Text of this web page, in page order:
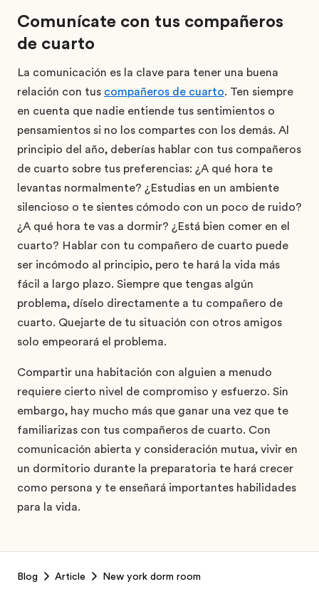
Comunícate con tus compañeros
de cuarto
La comunicación es la clave para tener una buena
relación con tus compañeros de cuarto. Ten siempre
en cuenta que nadie entiende tus sentimientos o
pensamientos si no los compartes con los demás. Al
principio del año, deberías hablar con tus compañeros
de cuarto sobre tus preferencias: ¿A qué hora te
levantas normalmente? ¿Estudias en un ambiente
silencioso o te sientes cómodo con un poco de ruido?
¿A qué hora te vas a dormir? ¿Está bien comer en el
cuarto? Hablar con tu compañero de cuarto puede
ser incómodo al principio, pero te hará la vida más
fácil a largo plazo. Siempre que tengas algún
problema, díselo directamente a tu compañero de
cuarto. Quejarte de tu situación con otros amigos
solo empeorará el problema.
Compartir una habitación con alguien a menudo
requiere cierto nivel de compromiso y esfuerzo. Sin
embargo, hay mucho más que ganar una vez que te
familiarizas con tus compañeros de cuarto. Con
comunicación abierta y consideración mutua, vivir en
un dormitorio durante la preparatoria te hará crecer
como persona y te enseñará importantes habilidades
para la vida.
Blog Article New york dorm room